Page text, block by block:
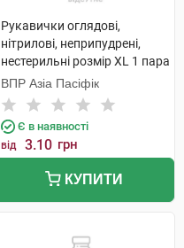
Рукавички оглядові,
нітрилові, неприпудрені,
нестерильні розмір XL 1 пара
ВПР Азіа Пасіфік
Є в наявності
від 3.10 грн
КУПИТИ